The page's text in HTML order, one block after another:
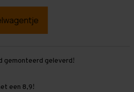
gemonteerd geleverd!
een 8,9!